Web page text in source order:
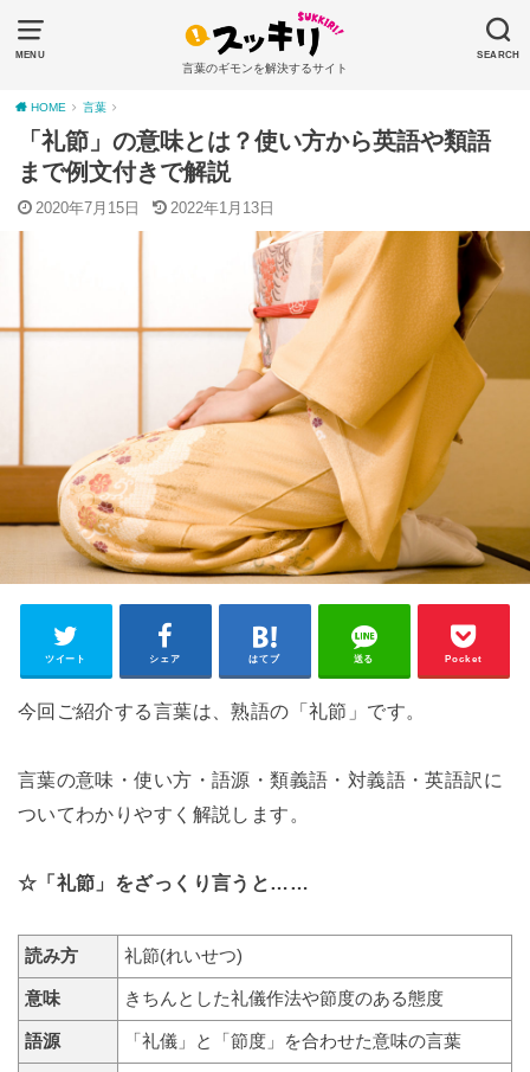
MENU SEARCH
言葉のギモンを解決するサイト
HOME 言葉
「礼節」の意味とは？使い方から英語や類語
まで例文付きで解説
2020年7月15日 2022年1月13日
ツイート シェア はてブ 送る Pocket
今回ご紹介する言葉は、熟語の「礼節」です。
言葉の意味・使い方・語源・類義語・対義語・英語訳に
ついてわかりやすく解説します。
☆「礼節」をざっくり言うと……
読み方 礼節(れいせつ)
意味 きちんとした礼儀作法や節度のある態度
語源 「礼儀」と「節度」を合わせた意味の言葉